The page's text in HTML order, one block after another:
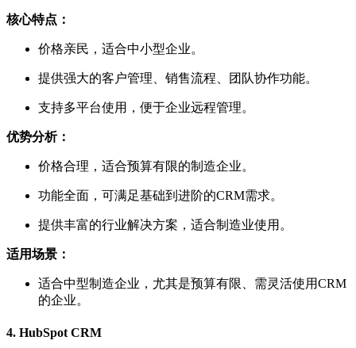
核心特点：
价格亲民，适合中小型企业。
提供强大的客户管理、销售流程、团队协作功能。
支持多平台使用，便于企业远程管理。
优势分析：
价格合理，适合预算有限的制造企业。
功能全面，可满足基础到进阶的CRM需求。
提供丰富的行业解决方案，适合制造业使用。
适用场景：
适合中型制造企业，尤其是预算有限、需灵活使用CRM
的企业。
4. HubSpot CRM